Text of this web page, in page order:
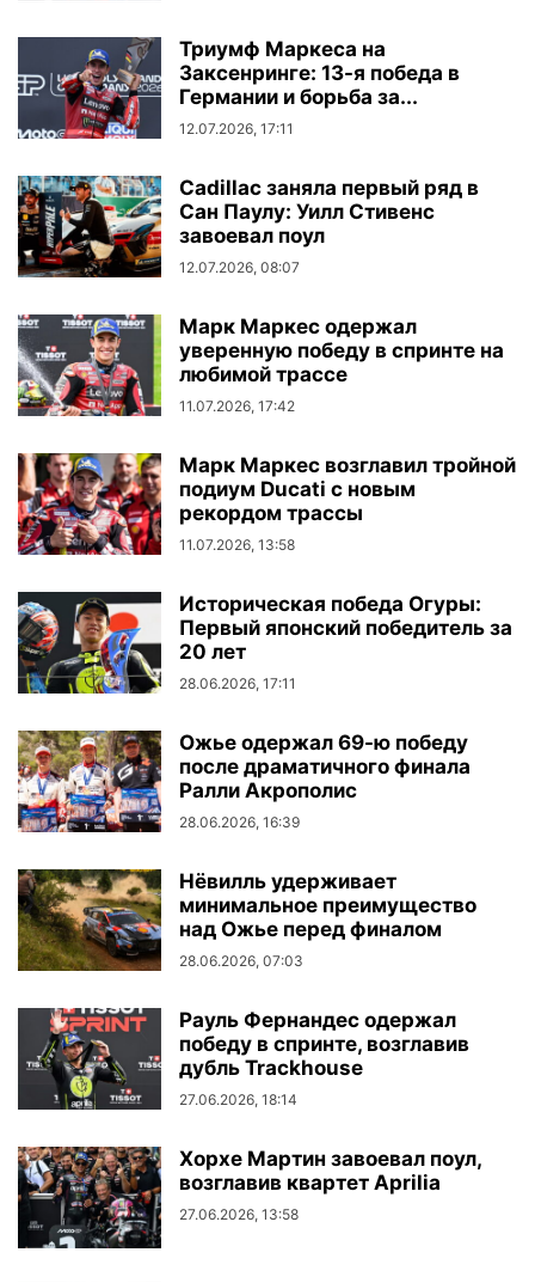
Триумф Маркеса на
Заксенринге: 13-я победа в
Германии и борьба за...
12.07.2026, 17:11
Cadillac заняла первый ряд в
Сан Паулу: Уилл Стивенс
завоевал поул
12.07.2026, 08:07
Марк Маркес одержал
уверенную победу в спринте на
любимой трассе
11.07.2026, 17:42
Марк Маркес возглавил тройной
подиум Ducati с новым
рекордом трассы
11.07.2026, 13:58
Историческая победа Огуры:
Первый японский победитель за
20 лет
28.06.2026, 17:11
Ожье одержал 69-ю победу
после драматичного финала
Ралли Акрополис
28.06.2026, 16:39
Нёвилль удерживает
минимальное преимущество
над Ожье перед финалом
28.06.2026, 07:03
Рауль Фернандес одержал
победу в спринте, возглавив
дубль Trackhouse
27.06.2026, 18:14
Хорхе Мартин завоевал поул,
возглавив квартет Aprilia
27.06.2026, 13:58